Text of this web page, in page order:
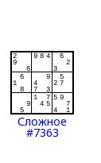
Сложное
#7363